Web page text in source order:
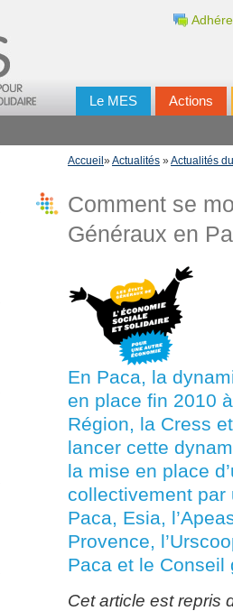
Le MES Actions
Accueil »Actualités »Actualités
Comment se
Généraux en
En Paca, la
en place fin 2010
Région, la Cress
lancer cette
la mise en place
collectivement par
Paca, Esia,
Provence,
Paca et le Conseil
Cet article est repris